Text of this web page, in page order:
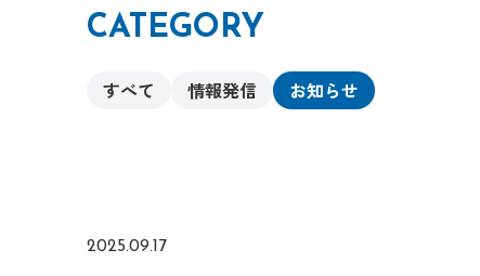
CATEGORY
すべて 情報発信 お知らせ
2025.09.17